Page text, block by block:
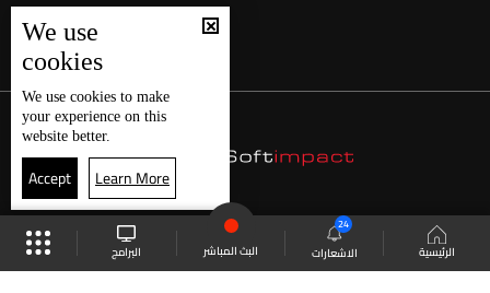
الرئيسية الاشعارات
24
البث المباشر البرامج
We use
cookies
We use cookies to make
your experience on this
website better.
Accept Learn More
موقع البرامج الجدول البث المباشر